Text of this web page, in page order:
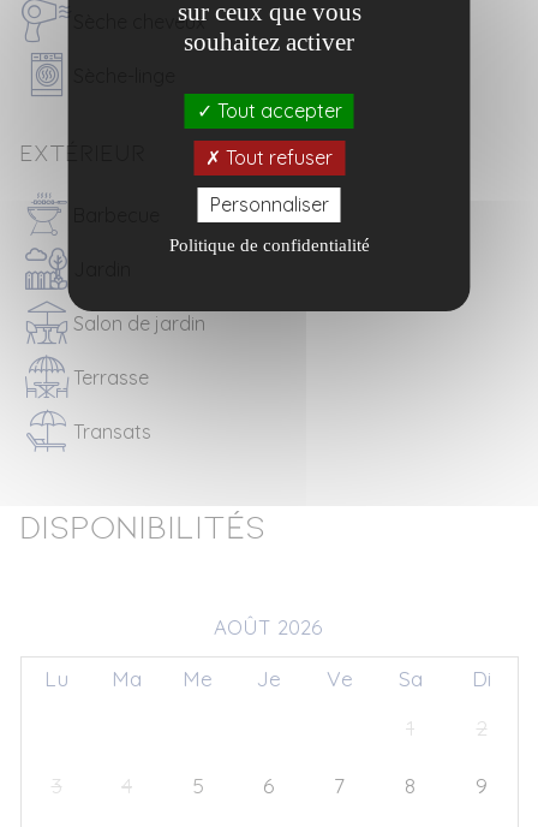
Sèche cheveux
Extérieur
Salon de jardin
Terrasse
Transats
Disponibilités
AOÛT 2026
Lu Ma Me Je Ve Sa
Di
1 2
3 4 5 6 7 8 9
sur ceux que vous
souhaitez activer
Tout accepter
Tout refuser
Personnaliser
Politique de confidentialité